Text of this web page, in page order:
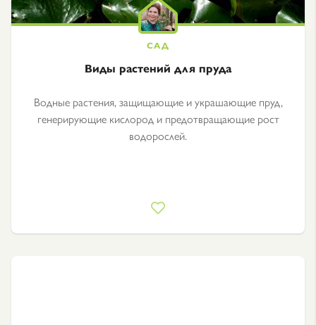
Виды растений для пруда
Водные растения, защищающие и украшающие пруд,
генерирующие кислород и предотвращающие рост
водорослей.